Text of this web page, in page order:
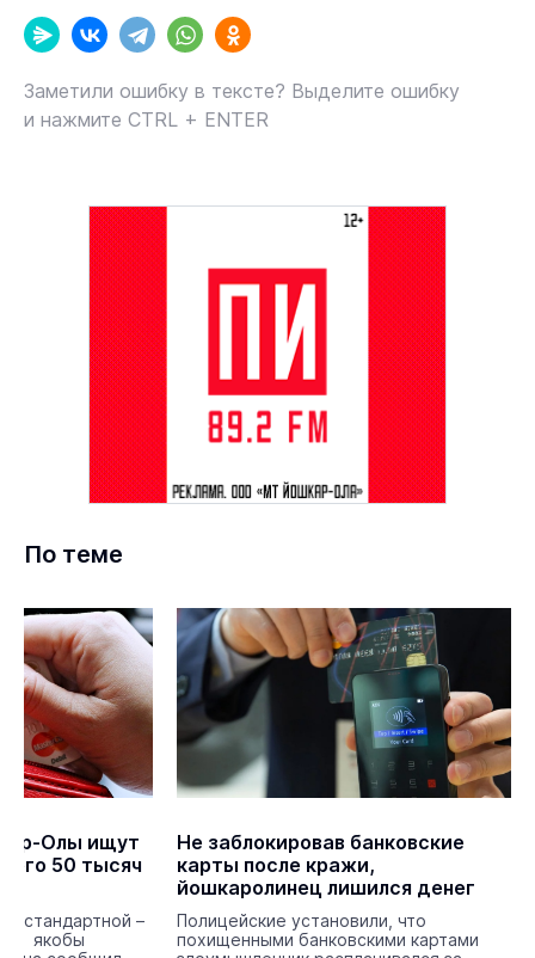
Заметили ошибку в тексте? Выделите ошибку
и нажмите CTRL + ENTER
По теме
Олы ищут
50 тысяч
стандартной –
якобы
Не заблокировав банковские
карты после кражи,
йошкаролинец лишился денег
Полицейские установили, что
похищенными банковскими картами